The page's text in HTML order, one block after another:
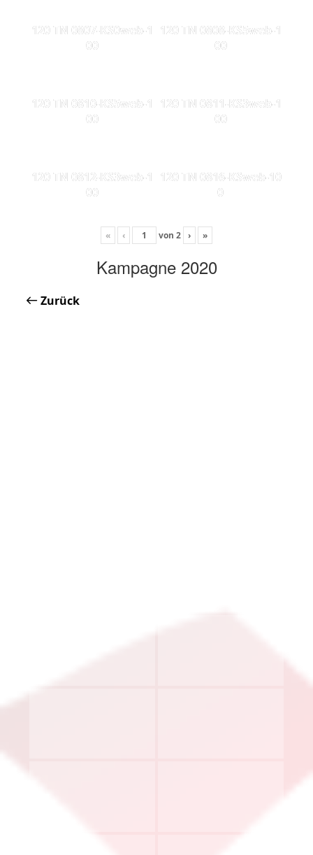
120 TN 0807-KS0web-1
00
120 TN 0808-KS5web-1
00
120 TN 0810-KS5web-1
00
120 TN 0811-KS3web-1
00
120 TN 0812-KS3web-1
00
120 TN 0816-KSweb-10
0
« ‹ von 2 › »
Kampagne 2020
Zurück